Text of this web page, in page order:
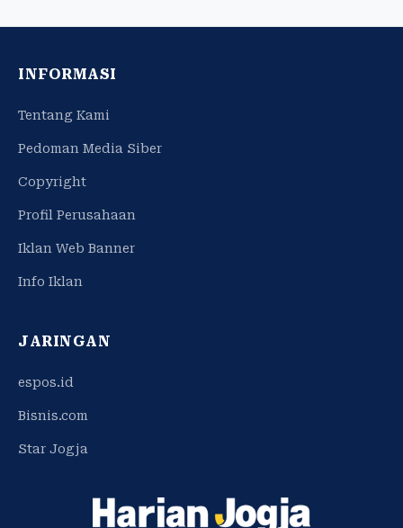
INFORMASI
Tentang Kami
Pedoman Media Siber
Copyright
Profil Perusahaan
Iklan Web Banner
Info Iklan
JARINGAN
espos.id
Bisnis.com
Star Jogja